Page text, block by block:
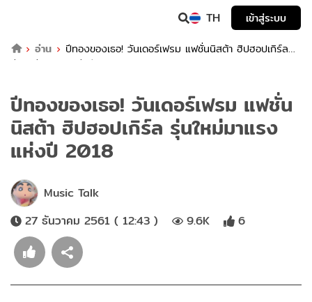
TH
เข้าสู่ระบบ
อ่าน
ปีทองของเธอ! วันเดอร์เฟรม แฟชั่นนิสต้า ฮิปฮอปเกิร์ล
รุ่นใหม่มาแรง แห่งปี 2018
ปีทองของเธอ! วันเดอร์เฟรม แฟชั่น
นิสต้า ฮิปฮอปเกิร์ล รุ่นใหม่มาแรง
แห่งปี 2018
Music Talk
27 ธันวาคม 2561 ( 12:43 )
9.6K 6